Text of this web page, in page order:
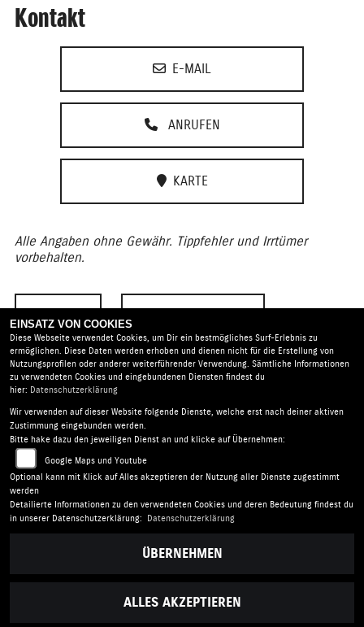
Kontakt
E-MAIL
ANRUFEN
KARTE
Alle Angaben ohne Gewähr. Tippfehler und Irrtümer
vorbehalten.
ZURÜCK
Mansour Motorradtechnik |Burgunderstr. 51a | 40549
Düsseldorf | Deutschland
AGB |Impressum
Barrierefreiheit |Batterieverordnung
Folgen Sie uns
EINSATZ VON COOKIES
Diese Webseite verwendet Cookies, um Dir ein bestmögliches Surf-Erlebnis zu
ermöglichen. Diese Daten werden erhoben und dienen nicht für die Erstellung von
Nutzungsprofilen oder anderer weiterführender Verwendung. Sämtliche Informationen
zu verwendeten Cookies und eingebundenen Diensten findest du
hier: Datenschutzerklärung
Wir verwenden auf dieser Website folgende Dienste, welche erst nach deiner aktiven
Zustimmung eingebunden werden.
Bitte hake dazu den jeweiligen Dienst an und klicke auf Übernehmen:
Google Maps und Youtube
Optional kann mit Klick auf Alles akzeptieren der Nutzung aller Dienste zugestimmt
werden
Detailierte Informationen zu den verwendeten Cookies und deren Bedeutung findest du
in unserer Datenschutzerklärung:
Datenschutzerklärung
ÜBERNEHMEN
ALLES AKZEPTIEREN